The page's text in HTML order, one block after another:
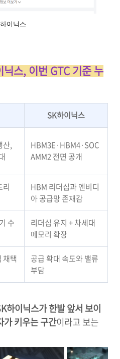
이닉스
스, 이번 GTC 기준 누
SK하이닉스
산,
HBM3E·HBM4·SOC
AMM2 전면 공개
리
HBM 리더십과 엔비디
아 공급망 존재감
수
리더십 유지 + 차세대
메모리 확장
채택
공급 확대 속도와 밸류
부담
하이닉스가 한발 앞서 보이
가 키우는 구간이라고 보는